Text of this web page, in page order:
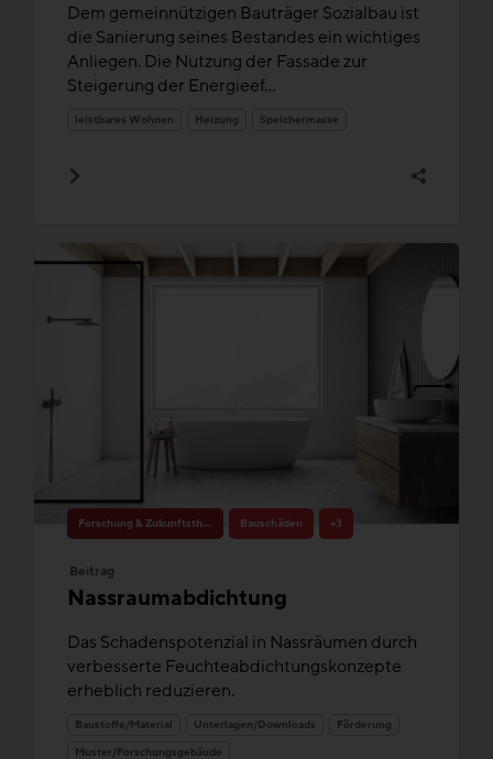
Dem gemeinnützigen Bauträger Sozialbau ist
die Sanierung seines Bestandes ein wichtiges
Anliegen. Die Nutzung der Fassade zur
Steigerung der Energieef...
leistbares Wohnen Heizung Speichermasse
Forschung & Zukunftsthemen Bauschäden +3
Beitrag
Nassraumabdichtung
Das Schadenspotenzial in Nassräumen durch
verbesserte Feuchteabdichtungskonzepte
erheblich reduzieren.
Baustoffe/Material Unterlagen/Downloads
Förderung
Muster/Forschungsgebäude